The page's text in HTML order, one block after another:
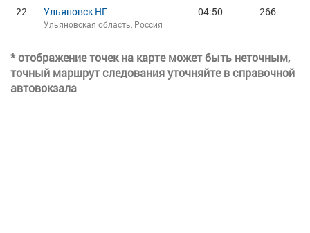
22 Ульяновск НГ
Ульяновская область, Россия
04:50 266
* отображение точек на карте может быть неточным,
точный маршрут следования уточняйте в справочной
автовокзала